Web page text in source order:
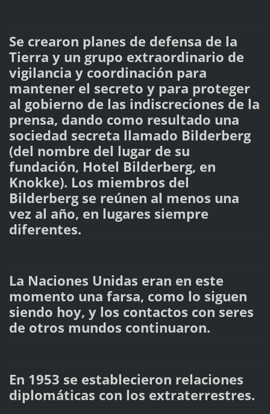
Se crearon planes de defensa de la
Tierra y un grupo extraordinario de
vigilancia y coordinación para
mantener el secreto y para proteger
al gobierno de las indiscreciones de la
prensa, dando como resultado una
sociedad secreta llamado Bilderberg
(del nombre del lugar de su
fundación, Hotel Bilderberg, en
Knokke). Los miembros del
Bilderberg se reúnen al menos una
vez al año, en lugares siempre
diferentes.
La Naciones Unidas eran en este
momento una farsa, como lo siguen
siendo hoy, y los contactos con seres
de otros mundos continuaron.
En 1953 se establecieron relaciones
diplomáticas con los extraterrestres.